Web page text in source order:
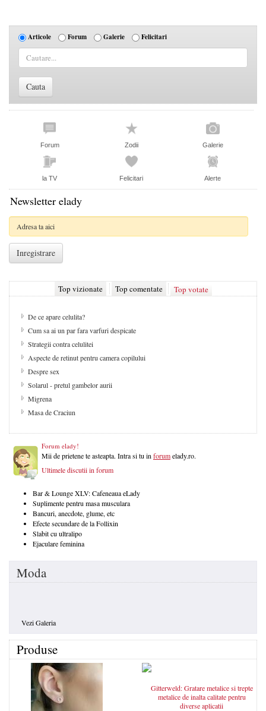
Articole Forum Galerie Felicitari
Forum Zodii Galerie
la TV Felicitari Alerte
Newsletter elady
Top vizionate Top comentate Top votate
De ce apare celulita?
Cum sa ai un par fara varfuri despicate
Strategii contra celulitei
Aspecte de retinut pentru camera copilului
Despre sex
Solarul - pretul gambelor aurii
Migrena
Masa de Craciun
Forum elady!
Mii de prietene te asteapta. Intra si tu inforumelady.ro.
Ultimele discutii in forum
Bar & Lounge XLV: Cafeneaua eLady
Suplimente pentru masa musculara
Bancuri, anecdote, glume, etc
Efecte secundare de la Follixin
Slabit cu ultralipo
Ejaculare feminina
Moda
Vezi Galeria
Produse
Gitterweld: Gratare metalice si trepte
metalice de inalta calitate pentru
diverse aplicatii